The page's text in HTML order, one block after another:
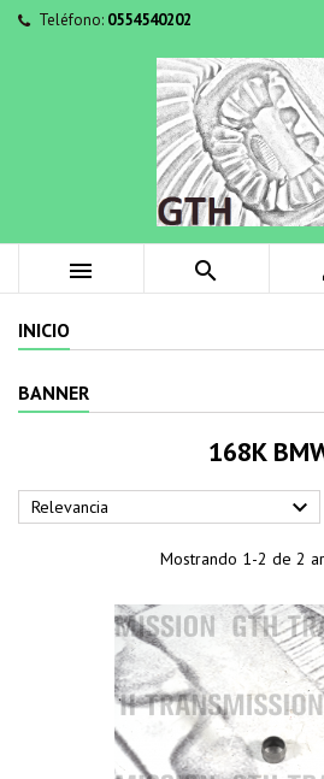
Teléfono: 0554540202
 
INICIO
BANNER
168K
Relevancia 
Mostrando 1-2 de 2